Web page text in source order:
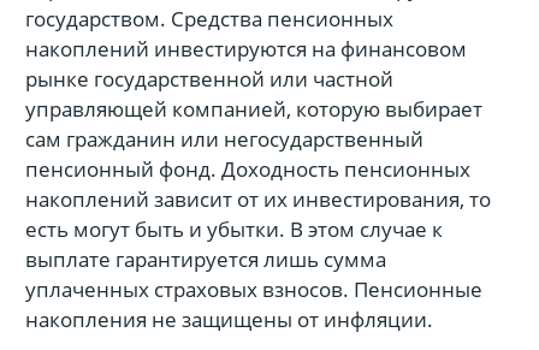
государством. Средства пенсионных
накоплений инвестируются на финансовом
рынке государственной или частной
управляющей компанией, которую выбирает
сам гражданин или негосударственный
пенсионный фонд. Доходность пенсионных
накоплений зависит от их инвестирования, то
есть могут быть и убытки. В этом случае к
выплате гарантируется лишь сумма
уплаченных страховых взносов. Пенсионные
накопления не защищены от инфляции.